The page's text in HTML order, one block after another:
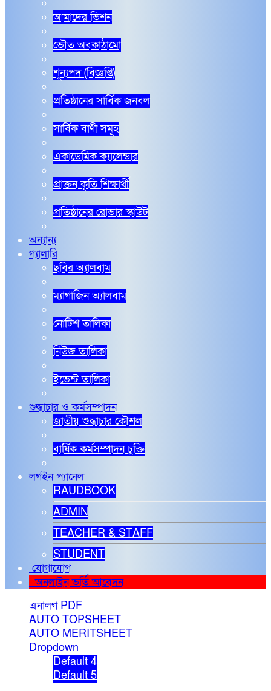
আমাদের ভিশন
ভৌত অবকাঠামো
শূন্যপদ (বিজ্ঞপ্তি)
প্রতিষ্ঠানের সার্বিক জনবল
সার্বিক বাণী সমূহ
একাডেমিক ক্যালেন্ডার
প্রাক্তন কৃতি শিক্ষার্থী
প্রতিষ্ঠানের রোভার স্কাউট
অন্যান্য
গ্যালারি
ছবির অ্যালবাম
ম্যাগাজিন অ্যালবাম
নোটিশ তালিকা
নিউজ তালিকা
ইভেন্ট তালিকা
শুদ্ধাচার ও কর্মসম্পাদন
জাতীয় শুদ্ধাচার কৌশল
বার্ষিক কর্মসম্পাদন চুক্তি
লগইন প্যানেল
RAUDBOOK
ADMIN
TEACHER & STAFF
STUDENT
যোগাযোগ
অনলাইন ভর্তি আবেদন
এনালগ PDF
AUTO TOPSHEET
AUTO MERITSHEET
Dropdown
Default 4
Default 5